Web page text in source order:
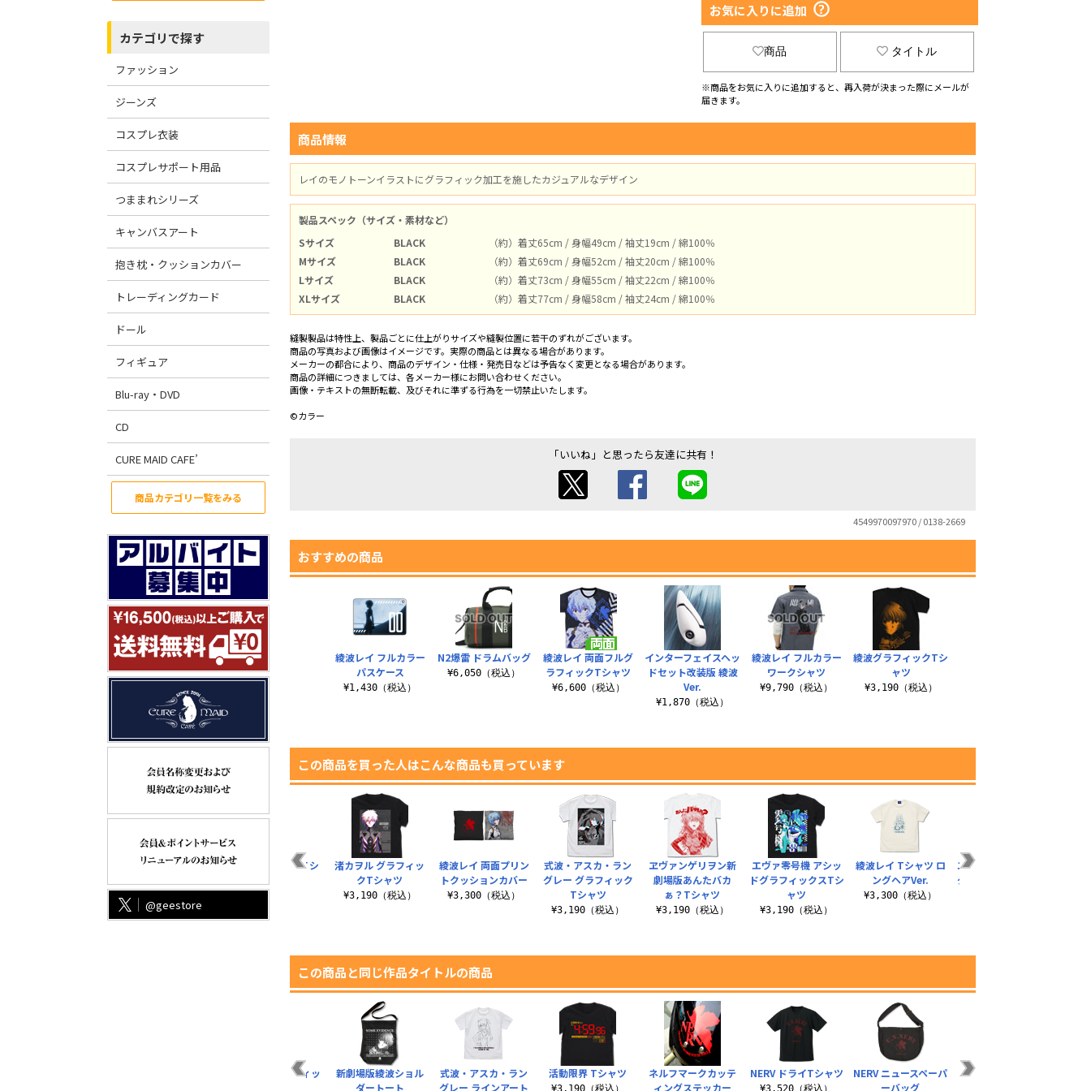
カテゴリで探す
ファッション
ジーンズ
コスプレ衣装
コスプレサポート用品
つままれシリーズ
キャンバスアート
抱き枕・クッションカバー
トレーディングカード
ドール
フィギュア
Blu-ray・DVD
CD
CURE MAID CAFE’
商品カテゴリ一覧をみる
@geestore
お気に入りに追加
商品 タイトル
※商品をお気に入りに追加すると、再入荷が決まった際にメールが
届きます。
商品情報
レイのモノトーンイラストにグラフィック加工を施したカジュアルなデザイン
製品スペック（サイズ・素材など）
Sサイズ
BLACK
（約）着丈65cm / 身幅49cm / 袖丈19cm / 綿100％
Mサイズ
BLACK
（約）着丈69cm / 身幅52cm / 袖丈20cm / 綿100％
Lサイズ
BLACK
（約）着丈73cm / 身幅55cm / 袖丈22cm / 綿100％
XLサイズ
BLACK （約）着丈77cm / 身幅58cm / 袖丈24cm / 綿100％
縫製製品は特性上、製品ごとに仕上がりサイズや縫製位置に若干のずれがございます。
商品の写真および画像はイメージです。実際の商品とは異なる場合があります。
メーカーの都合により、商品のデザイン・仕様・発売日などは予告なく変更となる場合があります。
商品の詳細につきましては、各メーカー様にお問い合わせください。
画像・テキストの無断転載、及びそれに準ずる行為を一切禁止いたします。
©カラー
「いいね」と思ったら友達に共有！
4549970097970 / 0138-2669
おすすめの商品
綾波レイ 両面フルグ
ラフィックTシャツ
¥6,600（税込）
インターフェイスヘッ
ドセット改装版 綾波
Ver.
¥1,870（税込）
綾波レイ フルカラー
ワークシャツ
¥9,790（税込）
綾波グラフィックTシ
ャツ
¥3,190（税込）
綾波レイ フルカラー
パスケース
¥1,430（税込）
N2爆雷 ドラムバッグ
¥6,050（税込）
この商品を買った人はこんな商品も買っています
式波・アスカ・ラン
グレー グラフィック
Tシャツ
¥3,190（税込）
ヱヴァンゲリヲン新
劇場版あんたバカ
ぁ？Tシャツ
¥3,190（税込）
エヴァ零号機 アシッ
ドグラフィックスTシ
ャツ
¥3,190（税込）
綾波レイ Tシャツ ロ
ングヘアVer.
¥3,300（税込）
エヴァ2号機 アシッド
グラフィックスTシャ
ネルフ アシッドグラ
¥3,190（税込）
新劇場版アスカＴシ
渚カヲル グラフィッ
クTシャツ
¥3,190（税込）
綾波レイ 両面プリン
トクッションカバー
¥3,300（税込）
この商品と同じ作品タイトルの商品
活動限界 Tシャツ
¥3,190（税込）
ネルフマークカッテ
ィングステッカー
NERV ドライTシャツ
¥3,520（税込）
NERV ニュースペーパ
ーバッグ
SDAT フルカラーパ
渚カヲル グラフィッ
新劇場版綾波ショル
ダートート
式波・アスカ・ラン
グレー ラインアート